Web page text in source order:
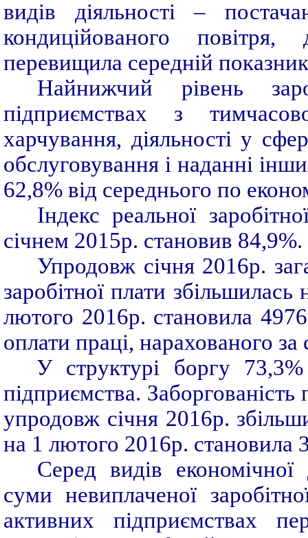
видів діяльності –
кондиційованого
перевищила середній
Найнижчий рівень
підприємствах з
харчування, діяльності у
обслуговування і наданні
62,8% від середнього по
Індекс реальної
січнем 2015р. становив 84,9%.
Упродовж січня 2016р.
заробітної плати
лютого 2016р. становила
оплати праці, нарахованого за
У структурі боргу
підприємства.
упродовж січня 2016р.
на 1 лютого 2016р. становила
Серед видів економічної
суми невиплаченої
активних підприємствах